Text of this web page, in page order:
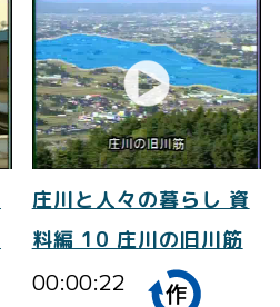
庄川と人々の暮らし 資
料編 10 庄川の旧川筋
00:00:22